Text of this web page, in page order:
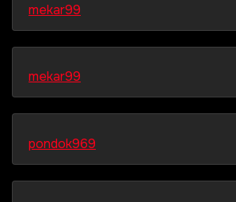
mekar99
mekar99
pondok969